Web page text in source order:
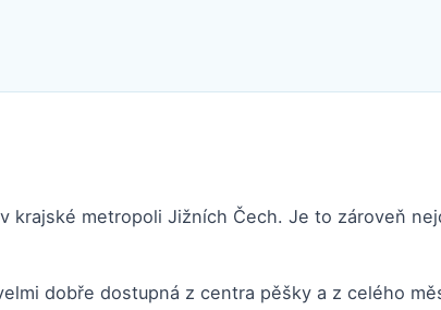
krajské metropoli Jižních Čech. Je to zároveň
dobře dostupná z centra pěšky a z celého